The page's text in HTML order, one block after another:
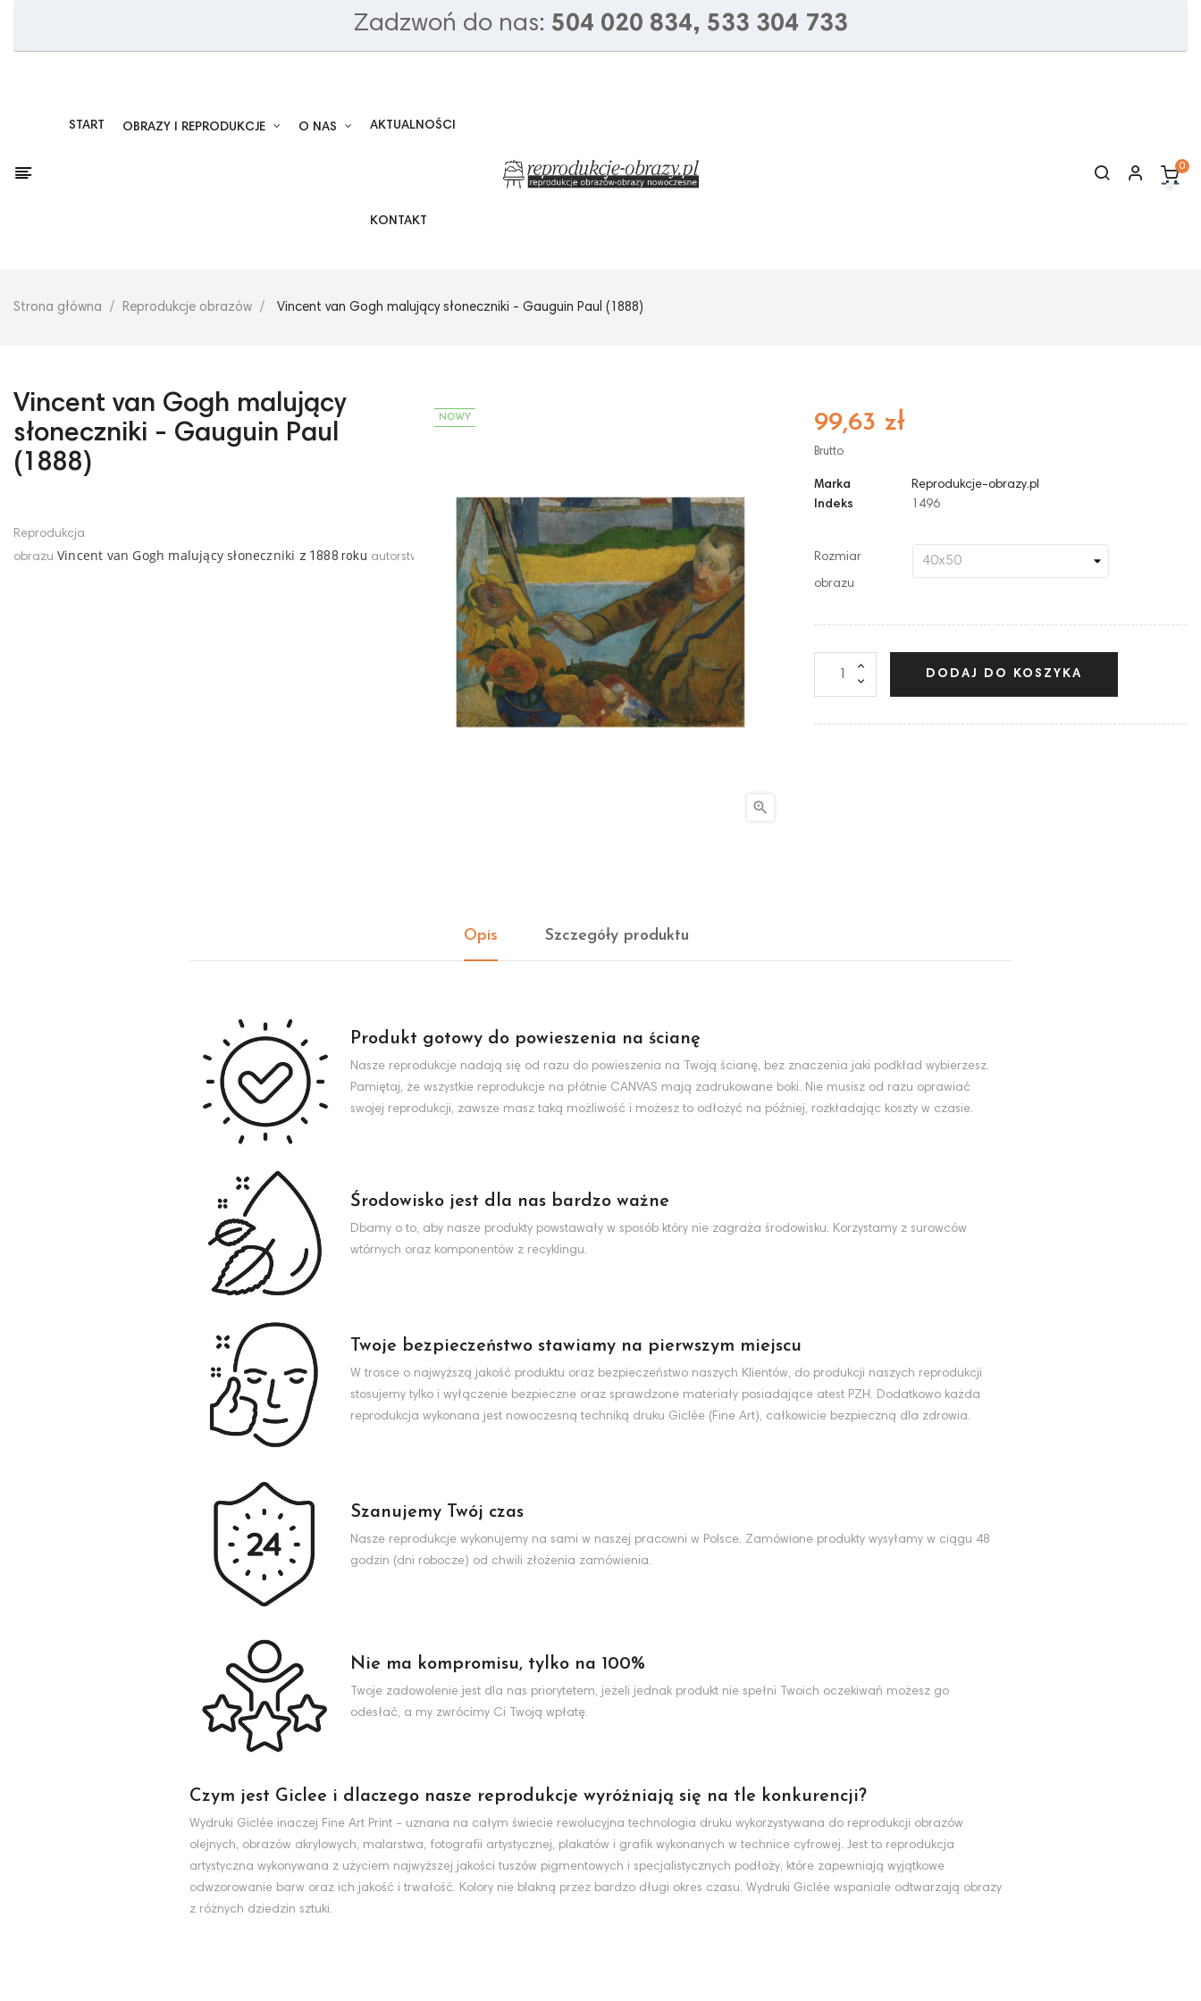
Zadzwoń do nas: 504 020 834, 533 304 733
START OBRAZY I REPRODUKCJE O NAS AKTUALNOŚCI
KONTAKT
0
Strona główna Reprodukcje obrazów Vincent van Gogh malujący słoneczniki - Gauguin Paul (1888)
Vincent van Gogh malujący
słoneczniki - Gauguin Paul
(1888)
Reprodukcja
obrazu Vincent van Gogh malujący słoneczniki z 1888 roku autorstwa Gauguin Paul
NOWY

99,63 zł
Brutto
Marka
Reprodukcje-obrazy.pl
Indeks
1496
Rozmiar
obrazu
DODAJ DO KOSZYKA
Opis Szczegóły produktu
Produkt gotowy do powieszenia na ścianę
Nasze reprodukcje nadają się od razu do powieszenia na Twoją ścianę, bez znaczenia jaki podkład wybierzesz.
Pamiętaj, że wszystkie reprodukcje na płótnie CANVAS mają zadrukowane boki. Nie musisz od razu oprawiać
swojej reprodukcji, zawsze masz taką możliwość i możesz to odłożyć na później, rozkładając koszty w czasie.
Środowisko jest dla nas bardzo ważne
Dbamy o to, aby nasze produkty powstawały w sposób który nie zagraża środowisku. Korzystamy z surowców
wtórnych oraz komponentów z recyklingu.
Twoje bezpieczeństwo stawiamy na pierwszym miejscu
W trosce o najwyższą jakość produktu oraz bezpieczeństwo naszych Klientów, do produkcji naszych reprodukcji
stosujemy tylko i wyłączenie bezpieczne oraz sprawdzone materiały posiadające atest PZH. Dodatkowo każda
reprodukcja wykonana jest nowoczesną techniką druku Giclée (Fine Art), całkowicie bezpieczną dla zdrowia.
Szanujemy Twój czas
Nasze reprodukcje wykonujemy na sami w naszej pracowni w Polsce. Zamówione produkty wysyłamy w ciągu 48
godzin (dni robocze) od chwili złożenia zamówienia.
Nie ma kompromisu, tylko na 100%
Twoje zadowolenie jest dla nas priorytetem, jeżeli jednak produkt nie spełni Twoich oczekiwań możesz go
odesłać, a my zwrócimy Ci Twoją wpłatę.
Czym jest Giclee i dlaczego nasze reprodukcje wyróżniają się na tle konkurencji?
Wydruki Giclée inaczej Fine Art Print - uznana na całym świecie rewolucyjna technologia druku wykorzystywana do reprodukcji obrazów
olejnych, obrazów akrylowych, malarstwa, fotografii artystycznej, plakatów i grafik wykonanych w technice cyfrowej. Jest to reprodukcja
artystyczna wykonywana z użyciem najwyższej jakości tuszów pigmentowych i specjalistycznych podłoży, które zapewniają wyjątkowe
odwzorowanie barw oraz ich jakość i trwałość. Kolory nie blakną przez bardzo długi okres czasu. Wydruki Giclée wspaniale odtwarzają obrazy
z różnych dziedzin sztuki.